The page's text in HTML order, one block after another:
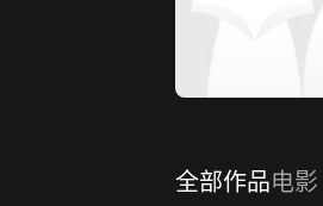
全部作品电影